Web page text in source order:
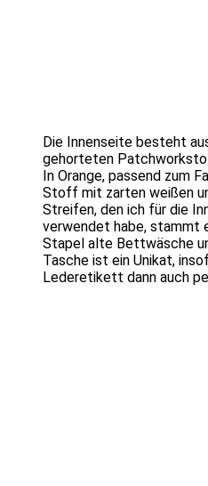
Die Innenseite besteht
gehorteten
In Orange, passend zum
Stoff mit zarten weißen
Streifen, den ich für die
verwendet habe, stammt
Stapel alte Bettwäsche
Tasche ist ein Unikat,
Lederetikett dann auch